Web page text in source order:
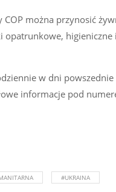
można przynosić
opatrunkowe,
w dni
informacje pod
#UKRAINA